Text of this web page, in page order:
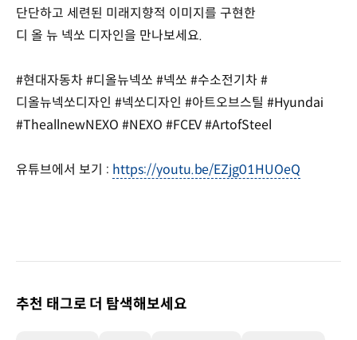
단단하고 세련된 미래지향적 이미지를 구현한
디 올 뉴 넥쏘 디자인을 만나보세요.
#현대자동차 #디올뉴넥쏘 #넥쏘 #수소전기차 #
디올뉴넥쏘디자인 #넥쏘디자인 #아트오브스틸 #Hyundai
#TheallnewNEXO #NEXO #FCEV #ArtofSteel
유튜브에서 보기 : https://youtu.be/EZjg01HUOeQ
추천 태그로 더 탐색해보세요